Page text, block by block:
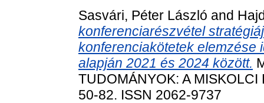
Sasvári, Péter László and
konferenciarészvétel
konferenciakötetek elemzése
alapján 2021 és 2024 között.
TUDOMÁNYOK: A
50-82. ISSN 2062-9737